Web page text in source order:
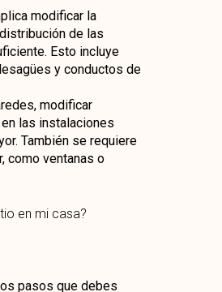
modificar la
de las
Esto incluye
y conductos de
modificar
las instalaciones
También se requiere
como ventanas o
pasos que debes